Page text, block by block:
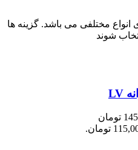
انواع مختلفی می باشد. گزینه ها
شوند
قیمت اصلی: 145,000 تومان